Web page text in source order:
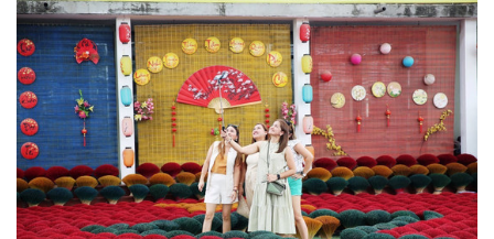
bàn thành phố thực hiện một số nội dung quan trọng. Qua đó
góp phần thực hiện thắng lợi các mục tiêu phát triển du lịch Hà
Nội năm 2026 và giai đoạn tiếp theo.